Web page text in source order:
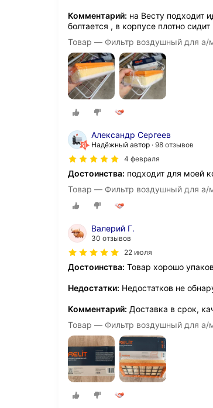
Комментарий: на Весту подходит
болтается , в корпусе плотно сидит
Товар — Фильтр воздушный для а/
Александр Сергеев
Надёжный автор 98 отзывов
4 февраля
Достоинства: подходит для моей
Товар — Фильтр воздушный для а/
Валерий Г.
30 отзывов
22 июля
Достоинства: Товар хорошо
Недостатки: Недостатков не
Комментарий: Доставка в срок,
Товар — Фильтр воздушный для а/